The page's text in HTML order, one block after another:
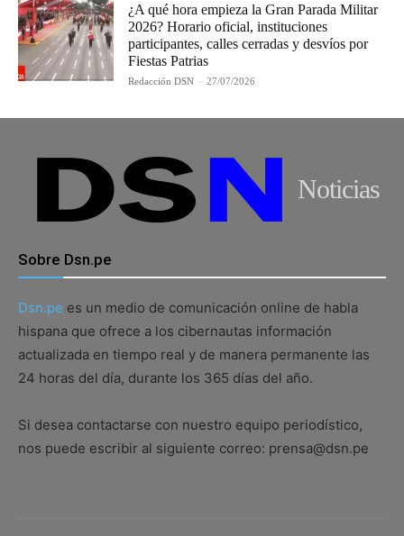
¿A qué hora empieza la Gran Parada Militar
2026? Horario oficial, instituciones
participantes, calles cerradas y desvíos por
Fiestas Patrias
Redacción DSN - 27/07/2026
Noticias
Sobre Dsn.pe
Dsn.pe es un medio de comunicación online de habla
hispana que ofrece a los cibernautas información
actualizada en tiempo real y de manera permanente las
24 horas del día, durante los 365 días del año.
Si desea contactarse con nuestro equipo periodístico,
nos puede escribir al siguiente correo: prensa@dsn.pe